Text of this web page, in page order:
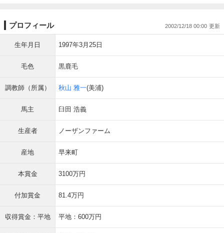
プロフィール 2002/12/18 00:00
生年月日 1997年3月25日
毛色 黒鹿毛
調教師（所属） 秋山 雅一(美浦)
馬主 臼田 浩義
生産者 ノーザンファーム
産地 早来町
本賞金 3100万円
付加賞金 81.4万円
収得賞金：平地 平地：600万円